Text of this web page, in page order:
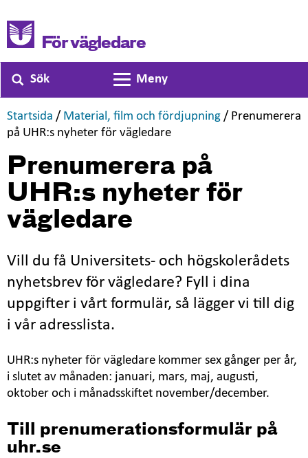
För vägledare
Sök
Växla navigering
Meny
Startsida ,
/ Material, film och fördjupning ,
/ Prenumerera
på UHR:s nyheter för vägledare,
Prenumerera på
UHR:s nyheter för
vägledare
Vill du få Universitets- och högskolerådets
nyhetsbrev för vägledare? Fyll i dina
uppgifter i vårt formulär, så lägger vi till dig
i vår adresslista.
UHR:s nyheter för vägledare kommer sex gånger per år,
i slutet av månaden: januari, mars, maj, augusti,
oktober och i månadsskiftet november/december.
Till prenumerationsformulär på
uhr.se